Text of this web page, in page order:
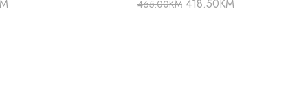
465.00KM 418.50KM